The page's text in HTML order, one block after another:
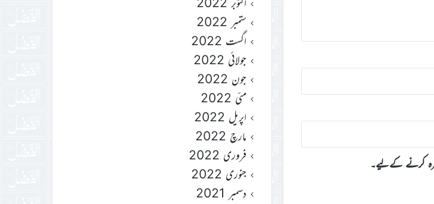
کرنے کےلیے۔
ستمبر 2022
اگست 2022
جولائی 2022
جون 2022
مئی 2022
اپریل 2022
مارچ 2022
فروری 2022
جنوری 2022
دسمبر 2021